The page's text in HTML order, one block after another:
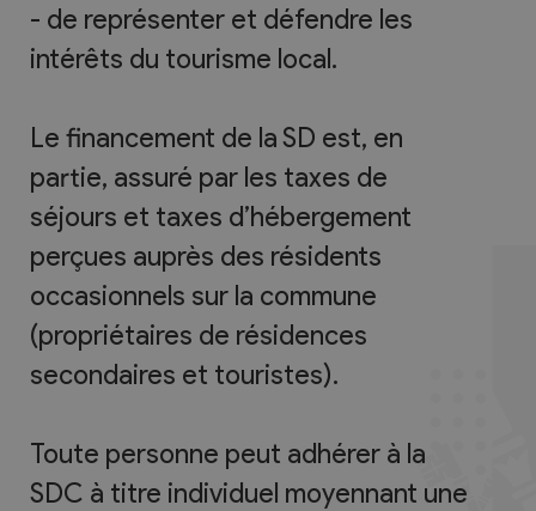
- de représenter et défendre les
intérêts du tourisme local.
Le financement de la SD est, en
partie, assuré par les taxes de
séjours et taxes d’hébergement
perçues auprès des résidents
occasionnels sur la commune
(propriétaires de résidences
secondaires et touristes).
Toute personne peut adhérer à la
SDC à titre individuel moyennant une